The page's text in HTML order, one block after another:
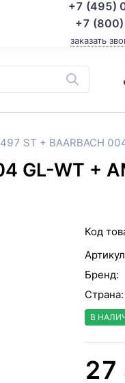
+7 (495)
+7
заказать
ST + BAARBACH
GL-WT +
Код
Бренд:
Страна:
В
27